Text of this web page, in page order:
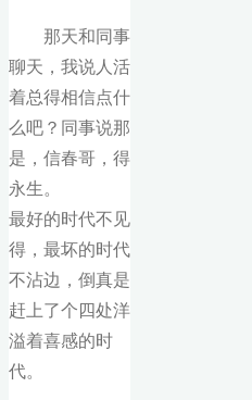
那天和同事
聊天，我说人活
着总得相信点什
么吧？同事说那
是，信春哥，得
永生。
最好的时代不见
得，最坏的时代
不沾边，倒真是
赶上了个四处洋
溢着喜感的时
代。